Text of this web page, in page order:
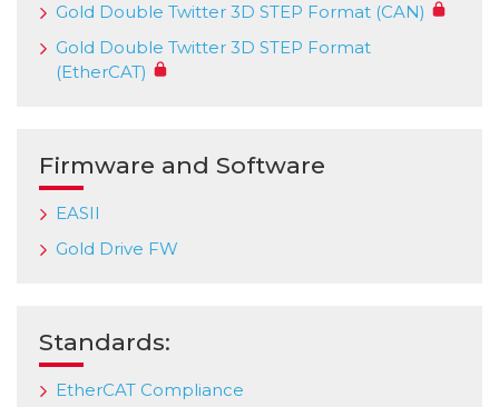
Gold Double Twitter 3D STEP Format (CAN)
Gold Double Twitter 3D STEP Format
(EtherCAT)
Firmware and Software
EASII
Gold Drive FW
Standards:
EtherCAT Compliance